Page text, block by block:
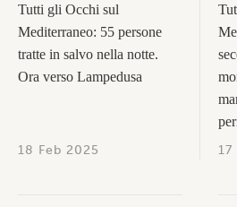
Tutti gli Occhi sul
Mediterraneo: 55 persone
tratte in salvo nella notte.
Ora verso Lampedusa
18 Feb 2025
17